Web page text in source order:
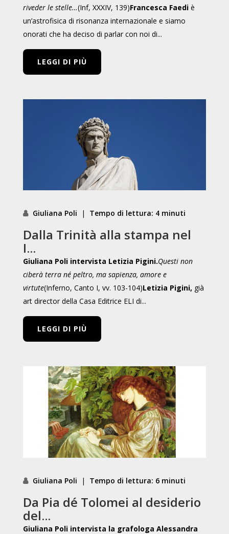
riveder le stelle…(Inf, XXXIV, 139)Francesca Faediè
un’astrofisica di risonanza internazionale e siamo
onorati che ha deciso di parlar con noi di...
LEGGI DI PIÙ
Giuliana Poli | Tempo di lettura: 4 minuti
Dalla Trinità alla stampa nel
I...
Giuliana Poli intervista Letizia Pigini.Questi non
ciberà terra né peltro, ma sapïenza, amore e
virtute(Inferno, Canto I, vv. 103-104)Letizia Pigini, già
art director della Casa Editrice ELI di...
LEGGI DI PIÙ
Giuliana Poli | Tempo di lettura: 6 minuti
Da Pia dé Tolomei al desiderio
del...
Giuliana Poli intervista la grafologa Alessandra